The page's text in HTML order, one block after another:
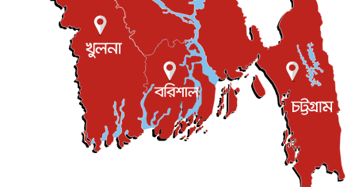
বিনোদন ৮ আগস্ট, ২০২৬
ইস্ট লন্ডন মসজিদের জুমার খুতবা : “কুরআন হোক জীবন দেখার
লেন্স...
ইসলাম ও জীবন ৭ আগস্ট, ২০২৬
সিলেটের কন্যা মোহিনী রশিদ এনওয়াইপিডির উচ্চপদস্থ কর্মকর্তা
দেশজুড়ে ৬ আগস্ট, ২০২৬
আজ থেকে সবার জন্য উন্মুক্ত জুলাই স্মৃতি জাদুঘর
৬ আগস্ট, ২০২৬